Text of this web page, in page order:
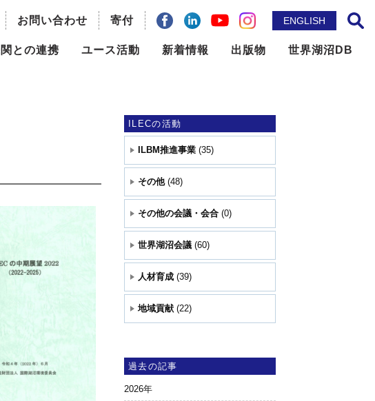
お問い合わせ 寄付
facebookLinkdinYouTubeinstagram ENGLISH
サイト内検索
との連携 ユース活動 新着情報
世界湖沼会議
国際機関との連携
地域貢献
その他
出版物
ニュースレター
出版物
論文誌： Lakes & Reservoirs
世界湖沼DB
ILECの活動
ILBM推進事業 (35)
その他(48)
その他の会議・会合 (0)
世界湖沼会議 (60)
人材育成 (39)
地域貢献 (22)
過去の記事
2026年